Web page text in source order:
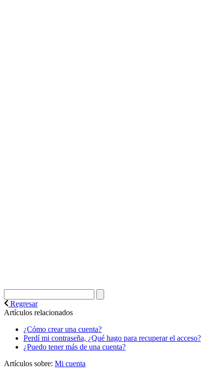
Regresar
Artículos relacionados
¿Cómo crear una cuenta?
Perdí mi contraseña, ¿Qué hago para recuperar el acceso?
¿Puedo tener más de una cuenta?
Artículos sobre: Mi cuenta